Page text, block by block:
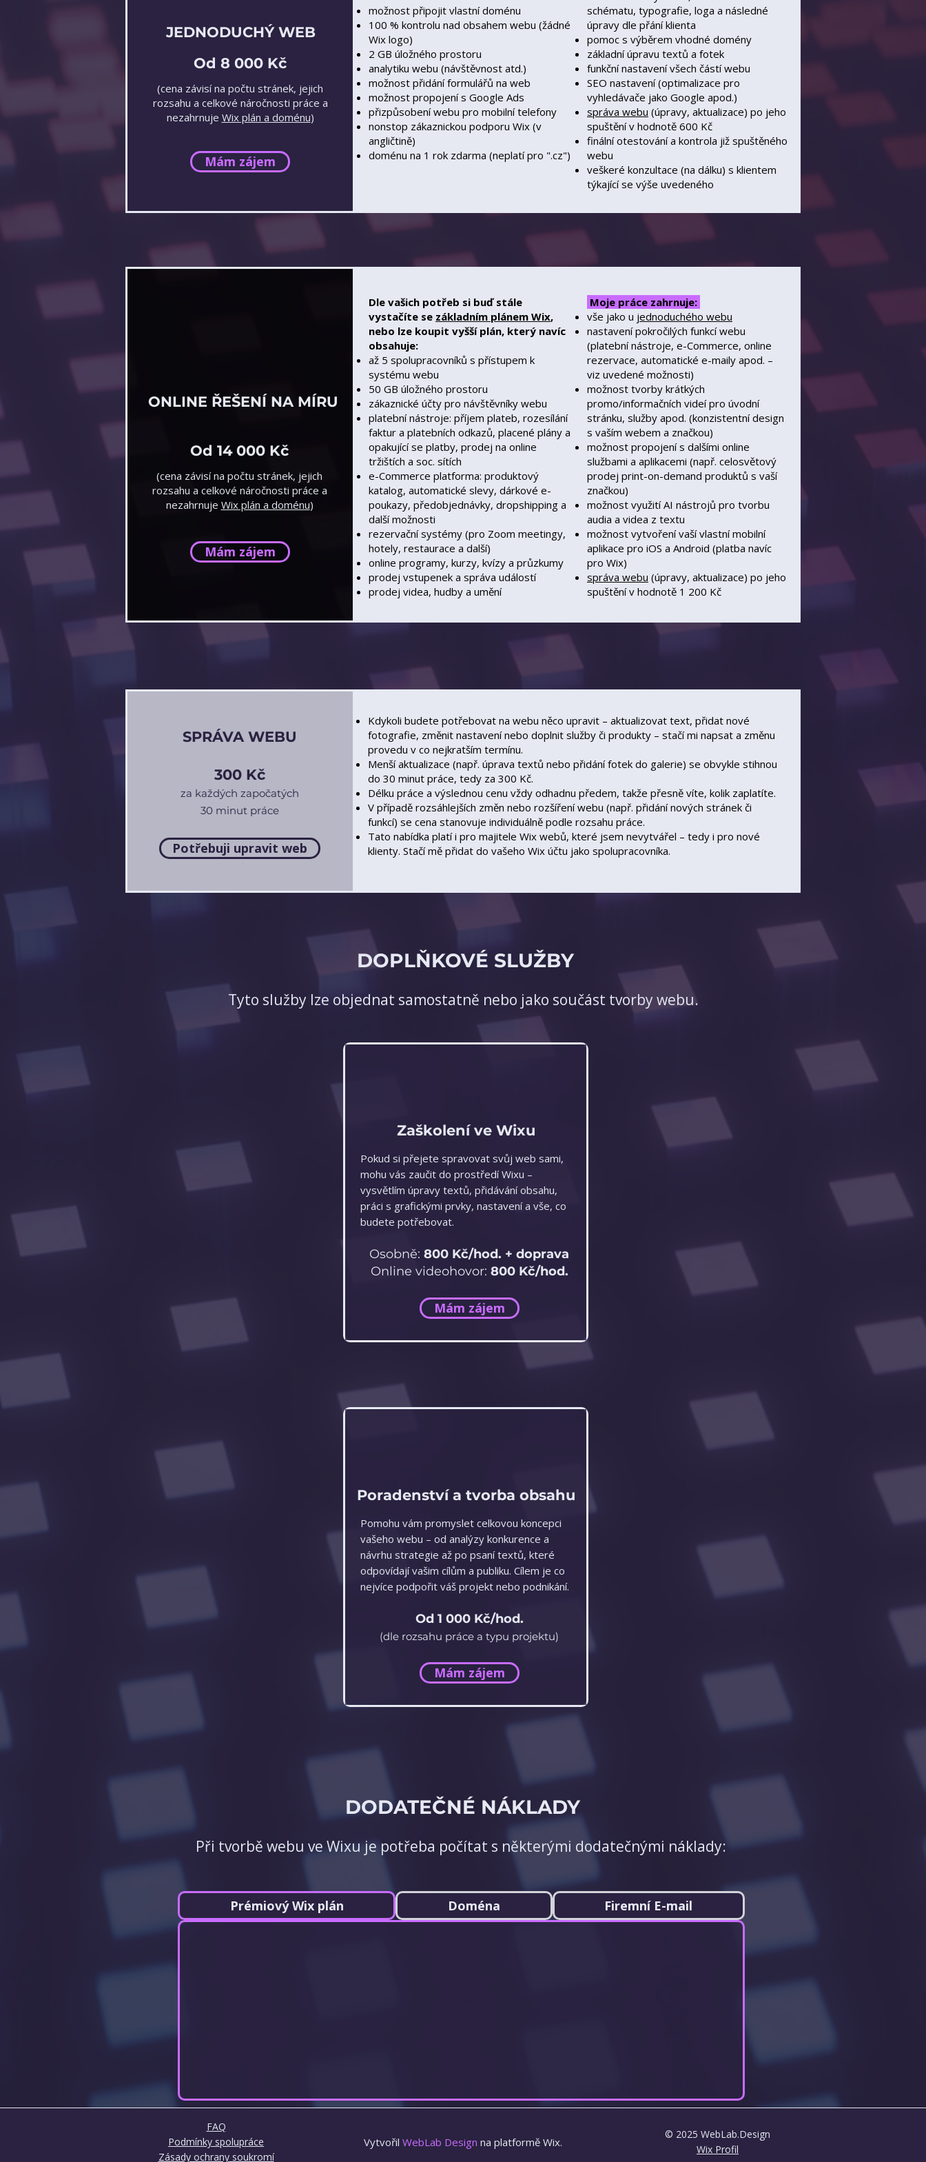
JEDNODUCHÝ WEB
Od 8 000 Kč
(cena závisí na počtu stránek, jejich
rozsahu a celkové náročnosti práce a
nezahrnuje Wix plán a doménu)
Mám zájem
​možnost připojit vlastní doménu
100 % kontrolu nad obsahem webu (žádné
Wix logo)
2 GB úložného prostoru
analytiku webu (návštěvnost atd.)
možnost přidání formulářů na web
možnost propojení s Google Ads
přizpůsobení webu pro mobilní telefony
nonstop zákaznickou podporu Wix (v
angličtině)
doménu na 1 rok zdarma (neplatí pro ".cz")
schématu, typografie, loga a následné
úpravy dle přání klienta
pomoc s výběrem vhodné domény
základní úpravu textů a fotek
funkční nastavení všech částí webu
SEO nastavení (optimalizace pro
vyhledávače jako Google apod.)
správa webu (úpravy, aktualizace) po jeho
spuštění v hodnotě 600 Kč
finální otestování a kontrola již spuštěného
webu
veškeré konzultace (na dálku) s klientem
týkající se výše uvedeného
ONLINE ŘEŠENÍ NA MÍRU
Od 14 000 Kč
(cena závisí na počtu stránek, jejich
rozsahu a celkové náročnosti práce a
nezahrnuje Wix plán a doménu)
Mám zájem
Dle vašich potřeb si buď stále
vystačíte se základním plánem Wix,
nebo lze koupit vyšší plán, který navíc
obsahuje:
až 5 spolupracovníků s přístupem k
systému webu
50 GB úložného prostoru
zákaznické účty pro návštěvníky webu
platební nástroje: příjem plateb, rozesílání
faktur a platebních odkazů, placené plány a
opakující se platby, prodej na online
tržištích a soc. sítích
e-Commerce platforma: produktový
katalog, automatické slevy, dárkové e-
poukazy, předobjednávky, dropshipping a
další možnosti
rezervační systémy (pro Zoom meetingy,
hotely, restaurace a další)
online programy, kurzy, kvízy a průzkumy
prodej vstupenek a správa událostí
prodej videa, hudby a umění
Moje práce zahrnuje:
vše jako u jednoduchého webu
nastavení pokročilých funkcí webu
(platební nástroje, e-Commerce, online
rezervace, automatické e-maily apod. –
viz uvedené možnosti)
možnost tvorby krátkých
promo/informačních videí pro úvodní
stránku, služby apod. (konzistentní design
s vaším webem a značkou)
možnost propojení s dalšími online
službami a aplikacemi (např. celosvětový
prodej print-on-demand produktů s vaší
značkou)
možnost využití AI nástrojů pro tvorbu
audia a videa z textu
možnost vytvoření vaší vlastní mobilní
aplikace pro iOS a Android (platba navíc
pro Wix)
správa webu (úpravy, aktualizace) po jeho
spuštění v hodnotě 1 200 Kč
SPRÁVA WEBU
300 Kč
za každých započatých
30 minut práce
Potřebuji upravit web
Kdykoli budete potřebovat na webu něco upravit – aktualizovat text, přidat nové
fotografie, změnit nastavení nebo doplnit služby či produkty – stačí mi napsat a změnu
provedu v co nejkratším termínu.
Menší aktualizace (např. úprava textů nebo přidání fotek do galerie) se obvykle stihnou
do 30 minut práce, tedy za 300 Kč.
Délku práce a výslednou cenu vždy odhadnu předem, takže přesně víte, kolik zaplatíte.
V případě rozsáhlejších změn nebo rozšíření webu (např. přidání nových stránek či
funkcí) se cena stanovuje individuálně podle rozsahu práce.
Tato nabídka platí i pro majitele Wix webů, které jsem nevytvářel – tedy i pro nové
klienty. Stačí mě přidat do vašeho Wix účtu jako spolupracovníka.
DOPLŇKOVÉ SLUŽBY
Tyto služby lze objednat samostatně nebo jako součást tvorby webu.
Zaškolení ve Wixu
Pokud si přejete spravovat svůj web sami,
mohu vás zaučit do prostředí Wixu –
vysvětlím úpravy textů, přidávání obsahu,
práci s grafickými prvky, nastavení a vše, co
budete potřebovat.
Osobně: 800 Kč/hod. + doprava
Online videohovor: 800 Kč/hod.
Mám zájem
Poradenství a tvorba obsahu
Pomohu vám promyslet celkovou koncepci
vašeho webu – od analýzy konkurence a
návrhu strategie až po psaní textů, které
odpovídají vašim cílům a publiku. Cílem je co
nejvíce podpořit váš projekt nebo podnikání.​
Od 1 000 Kč/hod.
(dle rozsahu práce a typu projektu)
Mám zájem
DODATEČNÉ NÁKLADY
Při tvorbě webu ve Wixu je potřeba počítat s některými dodatečnými náklady:
Prémiový Wix plán Doména Firemní E-mail
FAQ
Podmínky spolupráce
Zásady ochrany soukromí
Vytvořil WebLab Design na platformě Wix.
© 2025 WebLab.Design
Wix Profil